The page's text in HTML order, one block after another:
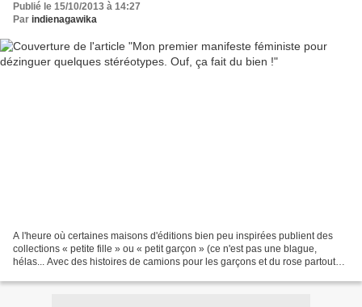
Publié le 15/10/2013 à 14:27
Par indienagawika
A l'heure où certaines maisons d'éditions bien peu inspirées publient des
collections « petite fille » ou « petit garçon » (ce n'est pas une blague,
hélas... Avec des histoires de camions pour les garçons et du rose partout